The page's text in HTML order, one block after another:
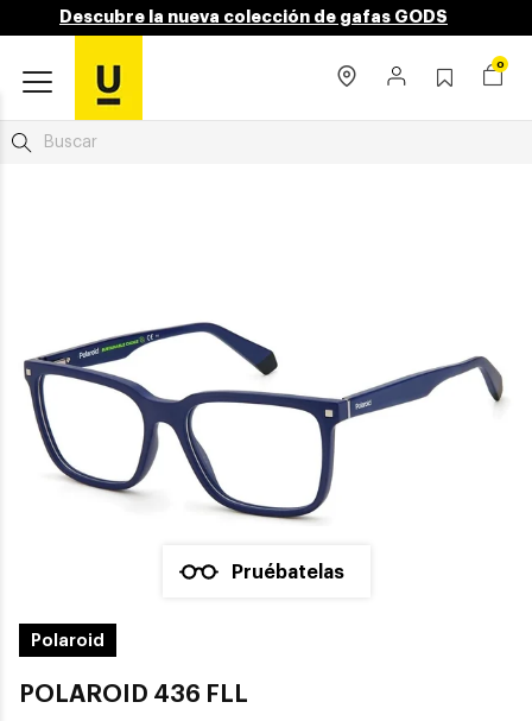
Descubre la nueva colección de gafas GODS
0
Pruébatelas
Polaroid
POLAROID 436 FLL